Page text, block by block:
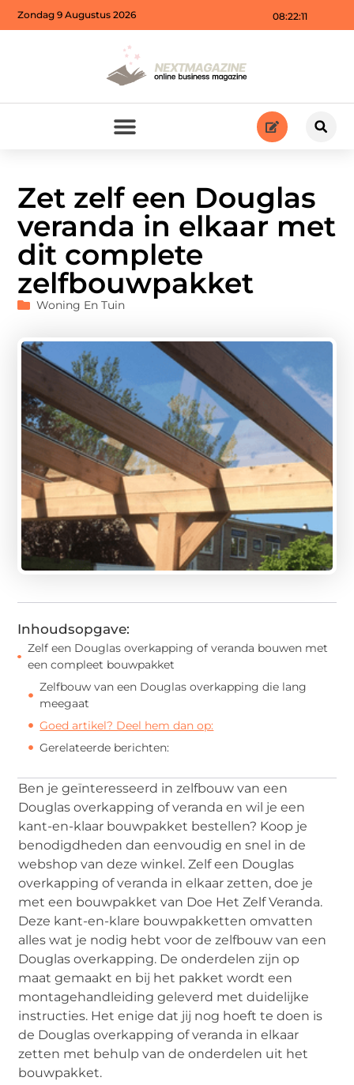
08:22:12
Zondag 9 Augustus 2026
Zet zelf een Douglas
veranda in elkaar met
dit complete
zelfbouwpakket
Woning En Tuin
Inhoudsopgave:
Zelf een Douglas overkapping of veranda bouwen met
een compleet bouwpakket
Zelfbouw van een Douglas overkapping die lang
meegaat
Goed artikel? Deel hem dan op:
Gerelateerde berichten:
Ben je geïnteresseerd in zelfbouw van een
Douglas overkapping of veranda en wil je een
kant-en-klaar bouwpakket bestellen? Koop je
benodigdheden dan eenvoudig en snel in de
webshop van deze winkel. Zelf een Douglas
overkapping of veranda in elkaar zetten, doe je
met een bouwpakket van Doe Het Zelf Veranda.
Deze kant-en-klare bouwpakketten omvatten
alles wat je nodig hebt voor de zelfbouw van een
Douglas overkapping. De onderdelen zijn op
maat gemaakt en bij het pakket wordt een
montagehandleiding geleverd met duidelijke
instructies. Het enige dat jij nog hoeft te doen is
de Douglas overkapping of veranda in elkaar
zetten met behulp van de onderdelen uit het
bouwpakket.